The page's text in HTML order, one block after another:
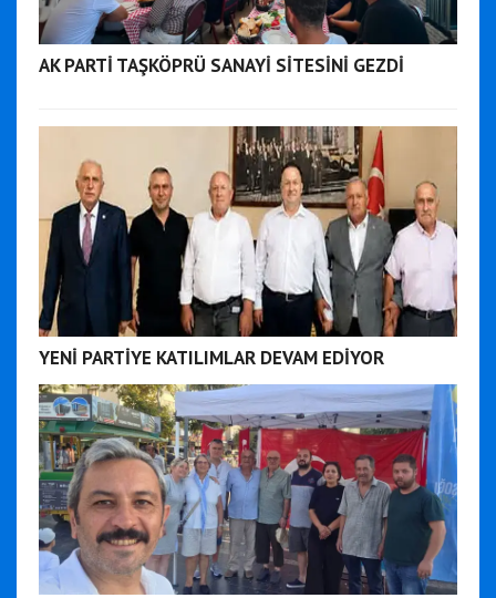
AK PARTİ TAŞKÖPRÜ SANAYİ SİTESİNİ GEZDİ
YENİ PARTİYE KATILIMLAR DEVAM EDİYOR